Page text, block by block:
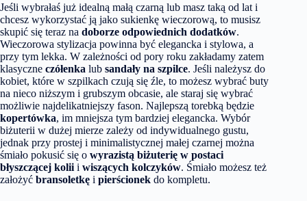
Jeśli wybrałaś już idealną małą czarną lub masz taką od lat i
chcesz wykorzystać ją jako sukienkę wieczorową, to musisz
skupić się teraz na doborze odpowiednich dodatków.
Wieczorowa stylizacja powinna być elegancka i stylowa, a
przy tym lekka. W zależności od pory roku zakładamy zatem
klasyczne czółenka lub sandały na szpilce. Jeśli należysz do
kobiet, które w szpilkach czują się źle, to możesz wybrać buty
na nieco niższym i grubszym obcasie, ale staraj się wybrać
możliwie najdelikatniejszy fason. Najlepszą torebką będzie
kopertówka, im mniejsza tym bardziej elegancka. Wybór
biżuterii w dużej mierze zależy od indywidualnego gustu,
jednak przy prostej i minimalistycznej małej czarnej można
śmiało pokusić się o wyrazistą biżuterię w postaci
błyszczącej kolii i wiszących kolczyków. Śmiało możesz też
założyć bransoletkę i pierścionek do kompletu.